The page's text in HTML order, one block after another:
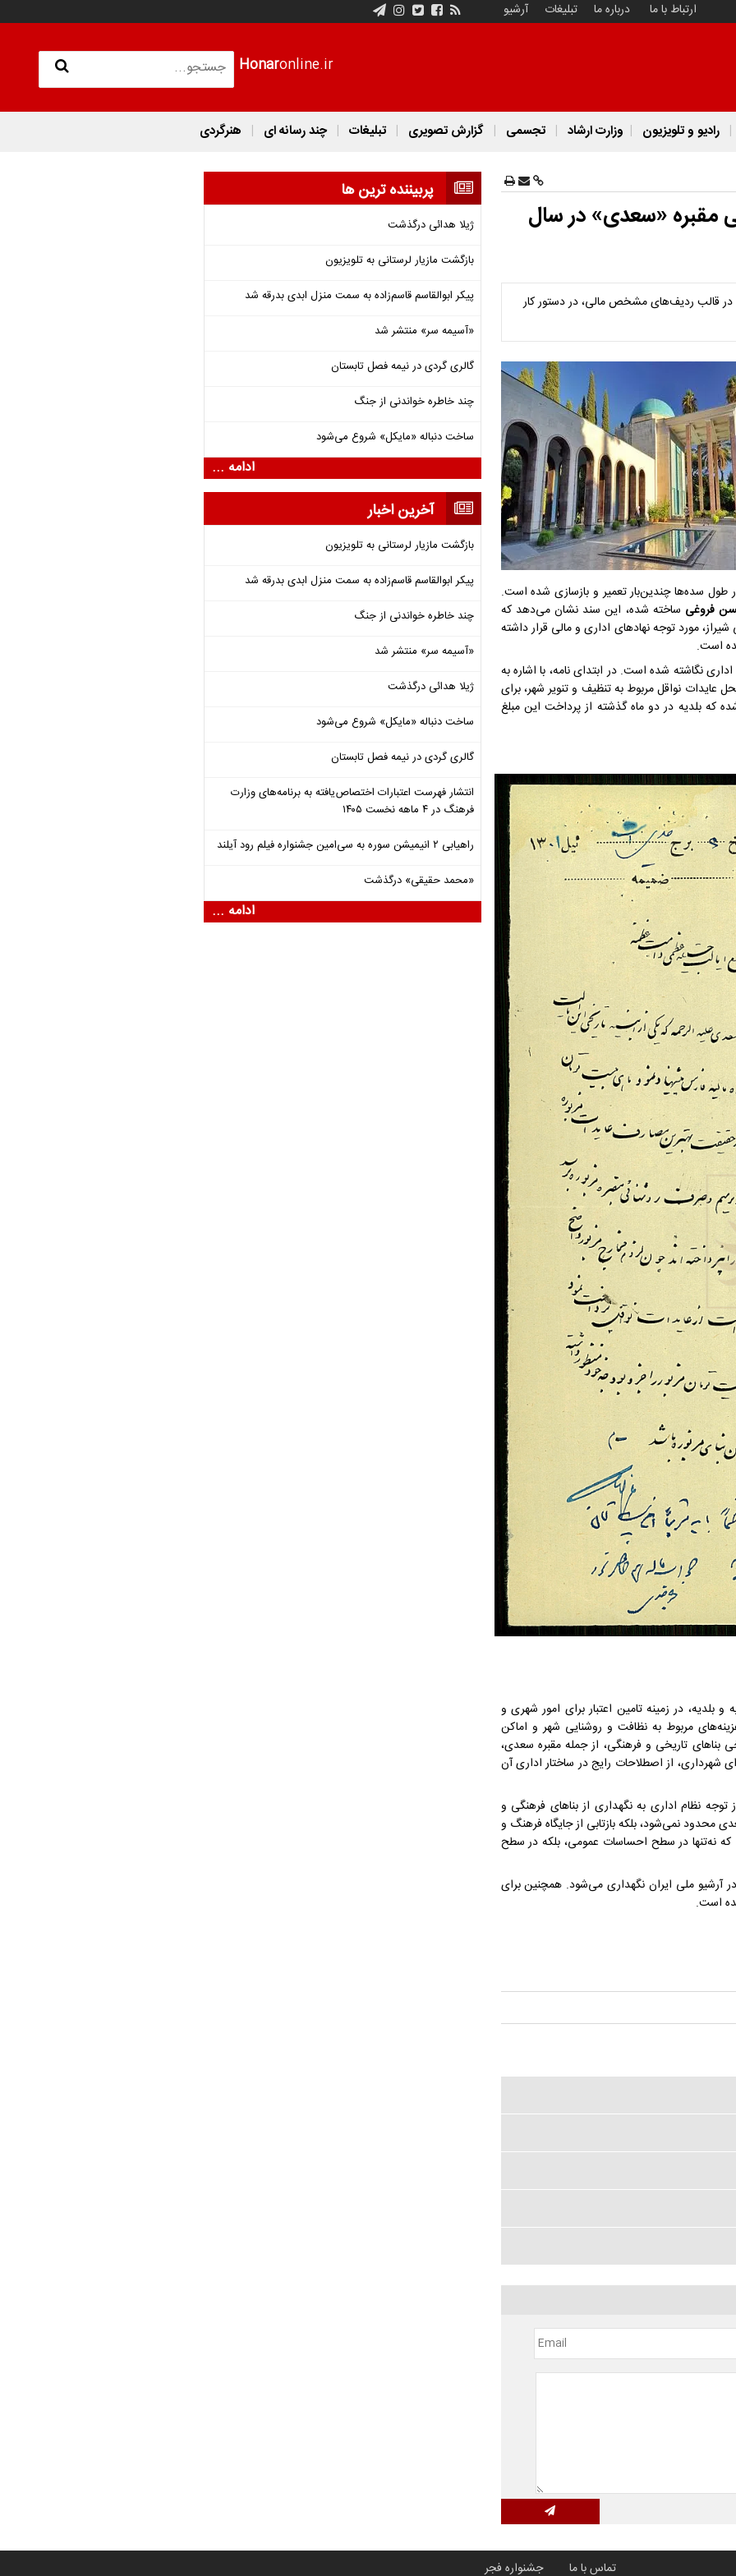
ارتباط با ما درباره ما تبلیغات آرشیو
Honaronline.ir
رادیو و تلویزیون وزارت ارشاد تجسمی گزارش تصویری تبلیغات چند رسانه ای هنرگردی
مقبره «سعدی» در سال
سعدی، در قالب ردیف‌های مشخص مالی، در دستور کار
سده‌ها چندین‌بار تعمیر و بازسازی شده است.
فروغی ساخته شده، این سند نشان می‌دهد که
مورد توجه نهادهای اداری و مالی قرار داشته
است.
نگاشته شده است. در ابتدای نامه، با اشاره به
می‌شود که مقرر بوده ماهانه مبلغ ۲۰ تومان از محل عایدات نواقل مربوط به تنظیف و تنویر شهر، برای
که بلدیه در دو ماه گذشته از پرداخت این مبلغ
و بلدیه، در زمینه تامین اعتبار برای امور شهری و
مربوط به نظافت و روشنایی شهر و اماکن
تاریخی و فرهنگی، از جمله مقبره سعدی،
از اصطلاحات رایج در ساختار اداری آن
توجه نظام اداری به نگهداری از بناهای فرهنگی و
نمی‌شود، بلکه بازتابی از جایگاه فرهنگ و
نه‌تنها در سطح احساسات عمومی، بلکه در سطح
سند در تاریخ ۶ دی‌ماه ۱۳۰۱ تنظیم شده و با شماره ثبت ۴۶۲۷۸-۲۹۳ در آرشیو ملی ایران نگهداری می‌شود. همچنین برای
است.
پربیننده ترین ها
ژیلا هدائی درگذشت
بازگشت مازیار لرستانی به تلویزیون
پیکر ابوالقاسم قاسم‌زاده به سمت منزل ابدی بدرقه شد
«آسیمه سر» منتشر شد
گالری گردی در نیمه فصل تابستان
چند خاطره خواندنی از جنگ
ساخت دنباله «مایکل» شروع می‌شود
ادامه ...
آخرین اخبار
بازگشت مازیار لرستانی به تلویزیون
پیکر ابوالقاسم قاسم‌زاده به سمت منزل ابدی بدرقه شد
چند خاطره خواندنی از جنگ
«آسیمه سر» منتشر شد
ژیلا هدائی درگذشت
ساخت دنباله «مایکل» شروع می‌شود
گالری گردی در نیمه فصل تابستان
انتشار فهرست اعتبارات اختصاص‌یافته به برنامه‌های وزارت
فرهنگ در ۴ ماهه نخست ۱۴۰۵
راهیابی ۲ انیمیشن سوره به سی‌امین جشنواره فیلم رود آیلند
«محمد حقیقی» درگذشت
ادامه ...
تماس با ما جشنواره فجر